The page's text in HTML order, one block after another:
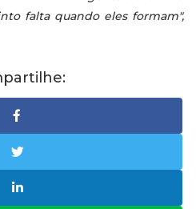
falta quando eles formam",